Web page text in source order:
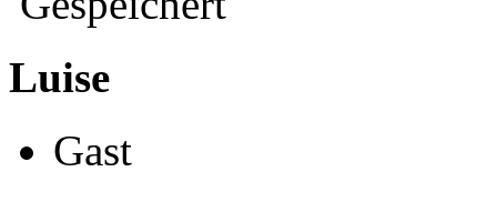
Luise
Gast